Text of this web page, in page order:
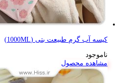
کیسه آب گرم طبیعت بتی (1000ML)
ناموجود
مشاهده محصول